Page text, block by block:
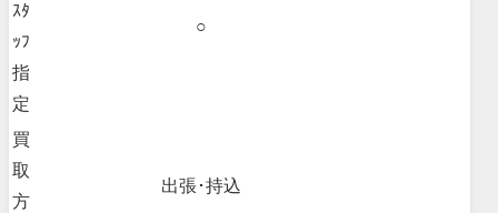
ｽﾀ
ｯﾌ
指
定
○
買
取
方
出張･持込